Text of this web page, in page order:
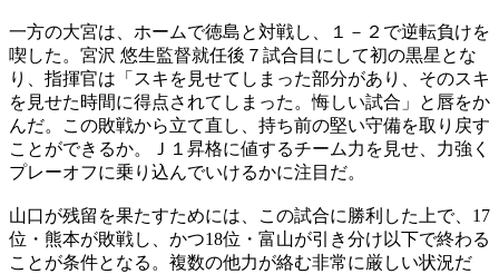
一方の大宮は、ホームで徳島と対戦し、１－２で逆転負けを
喫した。宮沢 悠生監督就任後７試合目にして初の黒星とな
り、指揮官は「スキを見せてしまった部分があり、そのスキ
を見せた時間に得点されてしまった。悔しい試合」と唇をか
んだ。この敗戦から立て直し、持ち前の堅い守備を取り戻す
ことができるか。Ｊ１昇格に値するチーム力を見せ、力強く
プレーオフに乗り込んでいけるかに注目だ。
山口が残留を果たすためには、この試合に勝利した上で、17
位・熊本が敗戦し、かつ18位・富山が引き分け以下で終わる
ことが条件となる。複数の他力が絡む非常に厳しい状況だ